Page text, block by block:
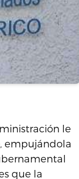
le
empujándola
que la